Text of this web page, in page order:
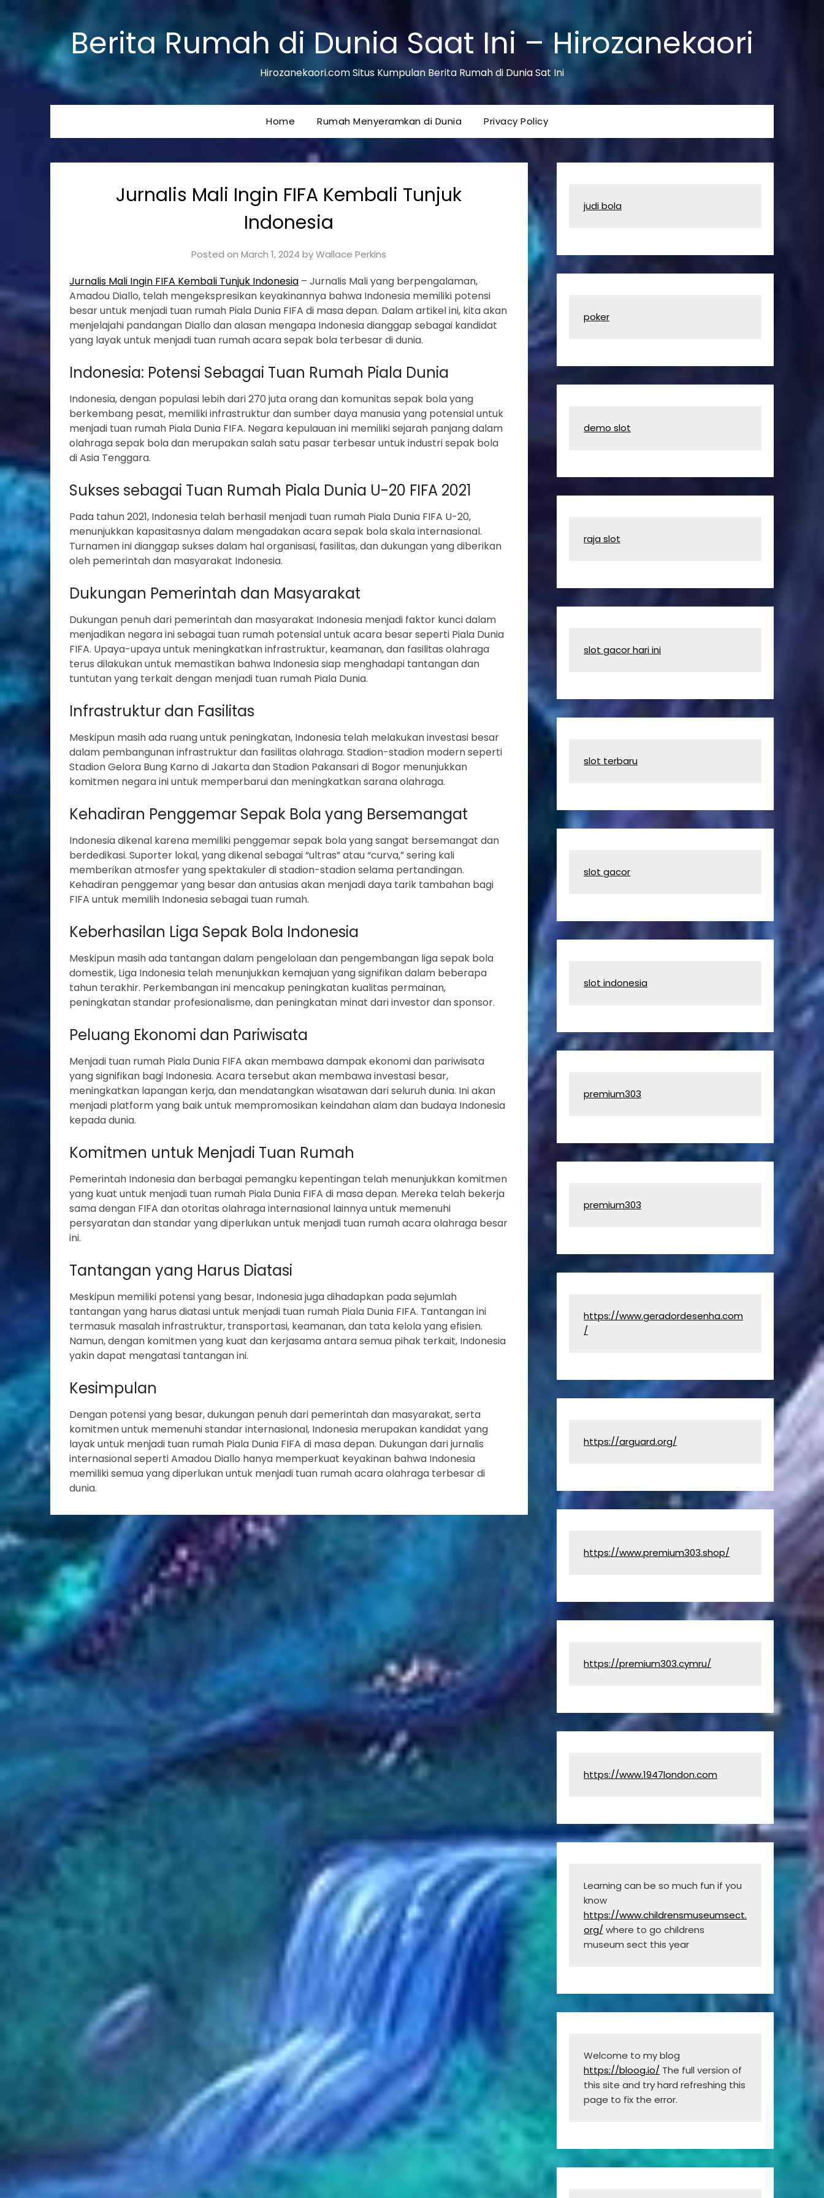
Berita Rumah di Dunia Saat Ini – Hirozanekaori
Hirozanekaori.com Situs Kumpulan Berita Rumah di Dunia Sat Ini
Home Rumah Menyeramkan di Dunia Privacy Policy
Jurnalis Mali Ingin FIFA Kembali Tunjuk
Indonesia
Posted onMarch 1, 2024 byWallace Perkins
Jurnalis Mali Ingin FIFA Kembali Tunjuk Indonesia – Jurnalis Mali yang berpengalaman,
Amadou Diallo, telah mengekspresikan keyakinannya bahwa Indonesia memiliki potensi
besar untuk menjadi tuan rumah Piala Dunia FIFA di masa depan. Dalam artikel ini, kita akan
menjelajahi pandangan Diallo dan alasan mengapa Indonesia dianggap sebagai kandidat
yang layak untuk menjadi tuan rumah acara sepak bola terbesar di dunia.
Indonesia: Potensi Sebagai Tuan Rumah Piala Dunia
Indonesia, dengan populasi lebih dari 270 juta orang dan komunitas sepak bola yang
berkembang pesat, memiliki infrastruktur dan sumber daya manusia yang potensial untuk
menjadi tuan rumah Piala Dunia FIFA. Negara kepulauan ini memiliki sejarah panjang dalam
olahraga sepak bola dan merupakan salah satu pasar terbesar untuk industri sepak bola
di Asia Tenggara.
Sukses sebagai Tuan Rumah Piala Dunia U-20 FIFA 2021
Pada tahun 2021, Indonesia telah berhasil menjadi tuan rumah Piala Dunia FIFA U-20,
menunjukkan kapasitasnya dalam mengadakan acara sepak bola skala internasional.
Turnamen ini dianggap sukses dalam hal organisasi, fasilitas, dan dukungan yang diberikan
oleh pemerintah dan masyarakat Indonesia.
Dukungan Pemerintah dan Masyarakat
Dukungan penuh dari pemerintah dan masyarakat Indonesia menjadi faktor kunci dalam
menjadikan negara ini sebagai tuan rumah potensial untuk acara besar seperti Piala Dunia
FIFA. Upaya-upaya untuk meningkatkan infrastruktur, keamanan, dan fasilitas olahraga
terus dilakukan untuk memastikan bahwa Indonesia siap menghadapi tantangan dan
tuntutan yang terkait dengan menjadi tuan rumah Piala Dunia.
Infrastruktur dan Fasilitas
Meskipun masih ada ruang untuk peningkatan, Indonesia telah melakukan investasi besar
dalam pembangunan infrastruktur dan fasilitas olahraga. Stadion-stadion modern seperti
Stadion Gelora Bung Karno di Jakarta dan Stadion Pakansari di Bogor menunjukkan
komitmen negara ini untuk memperbarui dan meningkatkan sarana olahraga.
Kehadiran Penggemar Sepak Bola yang Bersemangat
Indonesia dikenal karena memiliki penggemar sepak bola yang sangat bersemangat dan
berdedikasi. Suporter lokal, yang dikenal sebagai “ultras” atau “curva,” sering kali
memberikan atmosfer yang spektakuler di stadion-stadion selama pertandingan.
Kehadiran penggemar yang besar dan antusias akan menjadi daya tarik tambahan bagi
FIFA untuk memilih Indonesia sebagai tuan rumah.
Keberhasilan Liga Sepak Bola Indonesia
Meskipun masih ada tantangan dalam pengelolaan dan pengembangan liga sepak bola
domestik, Liga Indonesia telah menunjukkan kemajuan yang signifikan dalam beberapa
tahun terakhir. Perkembangan ini mencakup peningkatan kualitas permainan,
peningkatan standar profesionalisme, dan peningkatan minat dari investor dan sponsor.
Peluang Ekonomi dan Pariwisata
Menjadi tuan rumah Piala Dunia FIFA akan membawa dampak ekonomi dan pariwisata
yang signifikan bagi Indonesia. Acara tersebut akan membawa investasi besar,
meningkatkan lapangan kerja, dan mendatangkan wisatawan dari seluruh dunia. Ini akan
menjadi platform yang baik untuk mempromosikan keindahan alam dan budaya Indonesia
kepada dunia.
Komitmen untuk Menjadi Tuan Rumah
Pemerintah Indonesia dan berbagai pemangku kepentingan telah menunjukkan komitmen
yang kuat untuk menjadi tuan rumah Piala Dunia FIFA di masa depan. Mereka telah bekerja
sama dengan FIFA dan otoritas olahraga internasional lainnya untuk memenuhi
persyaratan dan standar yang diperlukan untuk menjadi tuan rumah acara olahraga besar
ini.
Tantangan yang Harus Diatasi
Meskipun memiliki potensi yang besar, Indonesia juga dihadapkan pada sejumlah
tantangan yang harus diatasi untuk menjadi tuan rumah Piala Dunia FIFA. Tantangan ini
termasuk masalah infrastruktur, transportasi, keamanan, dan tata kelola yang efisien.
Namun, dengan komitmen yang kuat dan kerjasama antara semua pihak terkait, Indonesia
yakin dapat mengatasi tantangan ini.
Kesimpulan
Dengan potensi yang besar, dukungan penuh dari pemerintah dan masyarakat, serta
komitmen untuk memenuhi standar internasional, Indonesia merupakan kandidat yang
layak untuk menjadi tuan rumah Piala Dunia FIFA di masa depan. Dukungan dari jurnalis
internasional seperti Amadou Diallo hanya memperkuat keyakinan bahwa Indonesia
memiliki semua yang diperlukan untuk menjadi tuan rumah acara olahraga terbesar di
dunia.
judi bola
poker
demo slot
raja slot
slot gacor hari ini
slot terbaru
slot gacor
slot indonesia
premium303
premium303
https://www.geradordesenha.com
/
https://arguard.org/
https://www.premium303.shop/
https://premium303.cymru/
https://www.1947london.com
Learning can be so much fun if you
know
https://www.childrensmuseumsect.
org/ where to go childrens
museum sect this year
https://bloog.io/ The full version of
this site and try hard refreshing this
page to fix the error.